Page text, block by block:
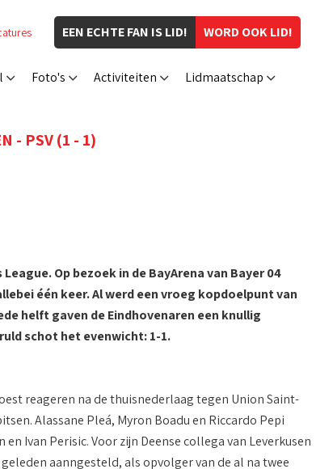
WORD OOK LID!
EEN ECHTE FAN IS LID!
Foto's Activiteiten Lidmaatschap
- PSV (1 - 1)
Op bezoek in de BayArena van Bayer 04
één keer. Al werd een vroeg kopdoelpunt van
helft gaven de Eindhovenaren een knullig
schot het evenwicht: 1-1.
reageren na de thuisnederlaag tegen Union Saint-
Alassane Pleá, Myron Boadu en Riccardo Pepi
Ivan Perisic. Voor zijn Deense collega van Leverkusen
aanngesteld, als opvolger van de al na twee